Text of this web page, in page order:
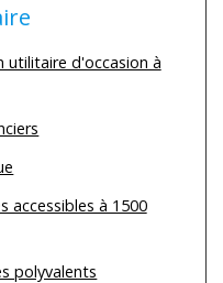
utilitaire d'occasion à
accessibles à 1500
polyvalents